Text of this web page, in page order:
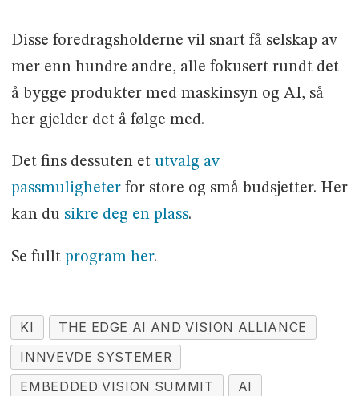
Disse foredragsholderne vil snart få selskap av
mer enn hundre andre, alle fokusert rundt det
å bygge produkter med maskinsyn og AI, så
her gjelder det å følge med.
Det fins dessuten et utvalg av
passmuligheterfor store og små budsjetter. Her
kan du sikre deg en plass.
Se fullt program her.
KI
THE EDGE AI AND VISION ALLIANCE
INNVEVDE SYSTEMER
EMBEDDED VISION SUMMIT
AI